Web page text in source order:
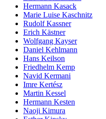
Hermann Kasack
Marie Luise Kaschnitz
Rudolf Kassner
Erich Kästner
Wolfgang Kayser
Daniel Kehlmann
Hans Keilson
Friedhelm Kemp
Navid Kermani
Imre Kertész
Martin Kessel
Hermann Kesten
Naoji Kimura